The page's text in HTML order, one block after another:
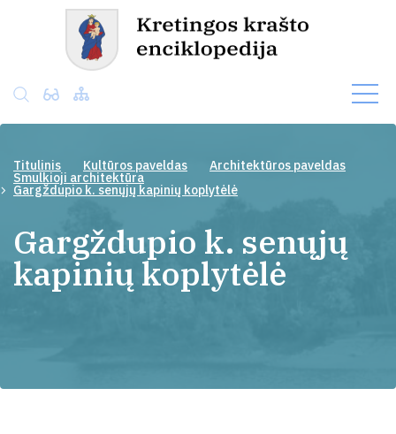
Titulinis Kultūros paveldas Architektūros paveldas
Smulkioji architektūra
Gargždupio k. senųjų kapinių koplytėlė
Gargždupio k. senųjų
kapinių koplytėlė